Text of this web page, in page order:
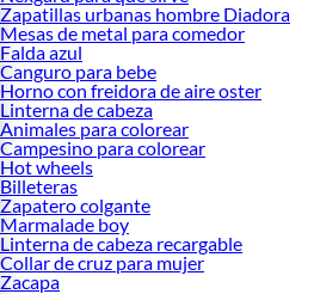
Zapatillas urbanas hombre Diadora
Mesas de metal para comedor
Falda azul
Canguro para bebe
Horno con freidora de aire oster
Linterna de cabeza
Animales para colorear
Campesino para colorear
Hot wheels
Billeteras
Zapatero colgante
Marmalade boy
Linterna de cabeza recargable
Collar de cruz para mujer
Zacapa